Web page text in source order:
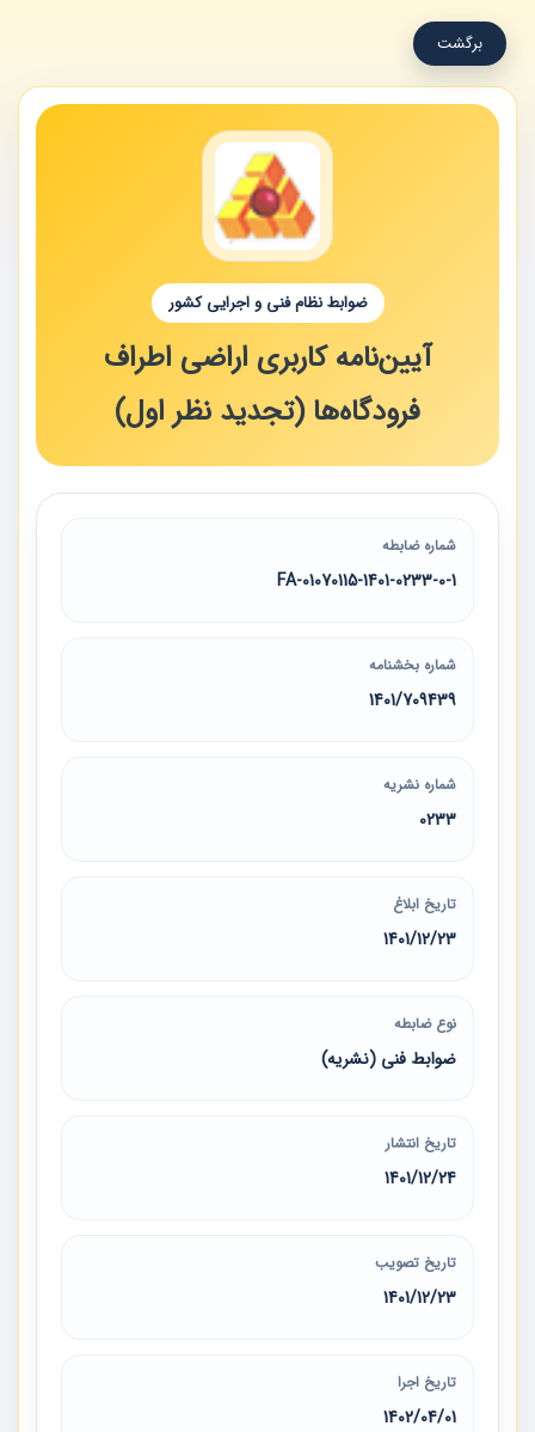
برگشت
ضوابط نظام فنی و اجرایی کشور
آیین‌نامه کاربری اراضی اطراف
فرودگاه‌ها (‌تجدید نظر اول)
شماره ضابطه
01070115-1401-0233-0-1-FA
شماره بخشنامه
1401/709439
شماره نشریه
0233
تاریخ ابلاغ
1401/12/23
نوع ضابطه
ضوابط فنی (نشریه)
تاریخ انتشار
1401/12/24
تاریخ تصویب
1401/12/23
تاریخ اجرا
1402/04/01